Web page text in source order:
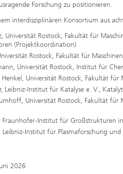
Forschung zu positionieren.
interdisziplinären Konsortium aus
Universität Rostock, Fakultät für
(Projektkoordination)
Rostock, Fakultät für
Universität Rostock, Institut für
Universität Rostock, Fakultät
Leibniz-Institut für Katalyse e. V.,
Universität Rostock, Fakultät für
Fraunhofer-Institut für Großstrukturen
Leibniz-Institut für Plasmaforschung
2026